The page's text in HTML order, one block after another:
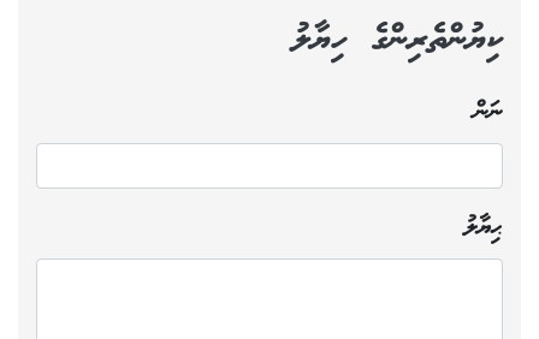
ކިޔުންތެރިންގެ ހިޔާލު
ނަން
ޙިޔާލު